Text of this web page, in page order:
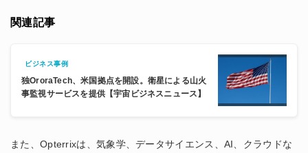
関連記事
ビジネス事例
独OroraTech、米国拠点を開設。衛星による山火
事監視サービスを提供【宇宙ビジネスニュース】
また、Opterrixは、気象学、データサイエンス、AI、クラウドな